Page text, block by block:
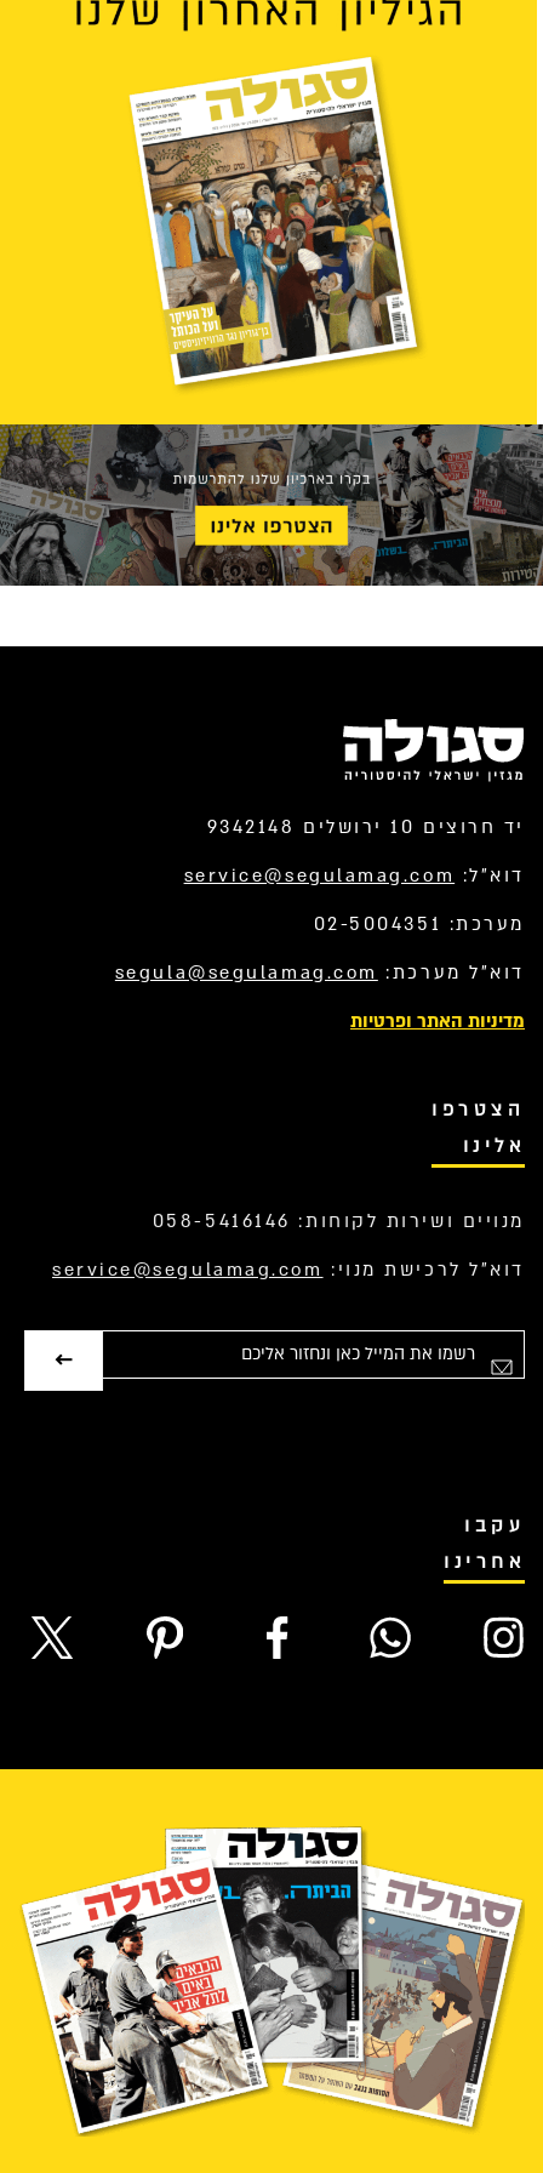
יד חרוצים 10 ירושלים 9342148
דוא”ל: service@segulamag.com
מערכת: 02-5004351
דוא”ל מערכת: segula@segulamag.com
מדיניות האתר ופרטיות
הצטרפו
אלינו
מנויים ושירות לקוחות: 058-5416146
דוא”ל לרכישת מנוי: service@segulamag.com
עקבו
אחרינו